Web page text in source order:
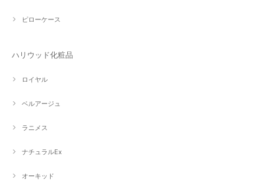
ピローケース
ハリウッド化粧品
ロイヤル
ベルアージュ
ラニメス
ナチュラルEx
オーキッド